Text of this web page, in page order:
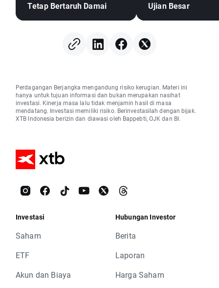
Tetap Bertaruh Damai
Ujian Besar
Perdagangan Berjangka mengandung risiko kerugian. Materi ini
hanya untuk tujuan informasi dan bukan merupakan nasihat
investasi. Kinerja masa lalu tidak menjamin hasil di masa
mendatang. Investasi memiliki risiko. Berinvestasilah dengan bijak.
XTB Indonesia berizin dan diawasi oleh Bappebti, OJK dan BI.
Investasi
Saham
ETF
Akun dan Biaya
Hubungan Investor
Berita
Laporan
Harga Saham